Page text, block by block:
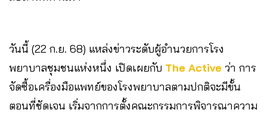
วันนี้ (22 ก.ย. 68) แหล่งข่าวระดับผู้อำนวยการโรง
พยาบาลชุมชนแห่งหนึ่ง เปิดเผยกับ The Active ว่า การ
จัดซื้อเครื่องมือแพทย์ของโรงพยาบาลตามปกติจะมีขั้น
ตอนที่ชัดเจน เริ่มจากการตั้งคณะกรรมการพิจารณาความ